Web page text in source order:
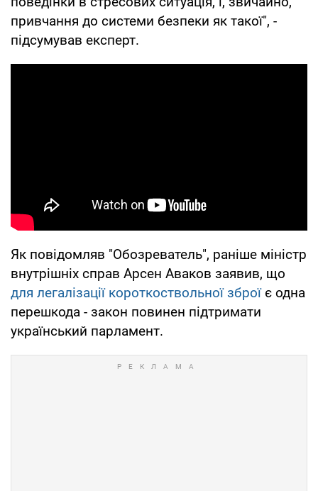
привчання до системи безпеки як такої", -
підсумував експерт.
Як повідомляв "Обозреватель", раніше міністр
внутрішніх справ Арсен Аваков заявив, що
для легалізації короткоствольної зброїє одна
перешкода - закон повинен підтримати
український парламент.